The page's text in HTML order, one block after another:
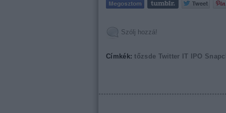
Szólj hozzá!
Címkék:tőzsde Twitter IT IPO